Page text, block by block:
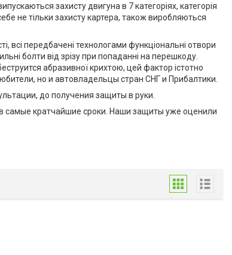
захисту двигуна в 7 категоріях, категорія
не тільки захисту картера, також виробляються
всі передбачені технологами функціональні отвори
болти від зрізу при попаданні на перешкоду.
абразивної крихтою, цей фактор істотно
но и автовладельцы стран СНГ и Прибалтики.
до получения защиты в руки.
самые кратчайшие сроки. Наши защиты уже оценили